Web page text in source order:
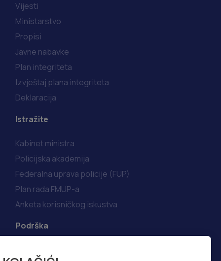
Vijesti
Ministarstvo
Propisi
Javne nabavke
Plan integriteta
Izvještaj plana integriteta
Deklaracija
Istražite
Kabinet ministra
Policijska akademija
Federalna uprava policije (FUP)
Plan rada FMUP-a
Anketa korisničkog iskustva
Podrška